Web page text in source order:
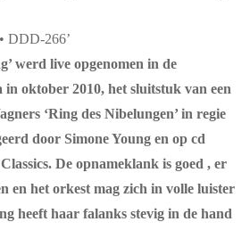
DDD-266’
werd live opgenomen in de
in oktober 2010, het sluitstuk van een
‘Ring des Nibelungen’ in regie
door Simone Young en op cd
De opnameklank is goed , er
en het orkest mag zich in volle luister
heeft haar falanks stevig in de hand